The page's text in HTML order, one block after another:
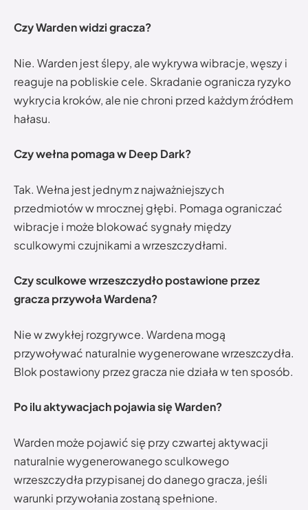
Czy Warden widzi gracza?
Nie. Warden jest ślepy, ale wykrywa wibracje, węszy i
reaguje na pobliskie cele. Skradanie ogranicza ryzyko
wykrycia kroków, ale nie chroni przed każdym źródłem
hałasu.
Czy wełna pomaga w Deep Dark?
Tak. Wełna jest jednym z najważniejszych
przedmiotów w mrocznej głębi. Pomaga ograniczać
wibracje i może blokować sygnały między
sculkowymi czujnikami a wrzeszczydłami.
Czy sculkowe wrzeszczydło postawione przez
gracza przywoła Wardena?
Nie w zwykłej rozgrywce. Wardena mogą
przywoływać naturalnie wygenerowane wrzeszczydła.
Blok postawiony przez gracza nie działa w ten sposób.
Po ilu aktywacjach pojawia się Warden?
Warden może pojawić się przy czwartej aktywacji
naturalnie wygenerowanego sculkowego
wrzeszczydła przypisanej do danego gracza, jeśli
warunki przywołania zostaną spełnione.